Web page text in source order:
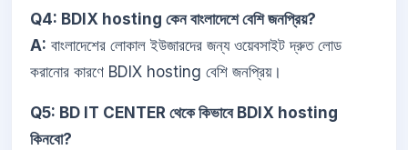
Q4: BDIX hosting কেন বাংলাদেশে বেশি জনপ্রিয়?
A: বাংলাদেশের লোকাল ইউজারদের জন্য ওয়েবসাইট দ্রুত লোড
করানোর কারণে BDIX hosting বেশি জনপ্রিয়।
Q5: BD IT CENTER থেকে কিভাবে BDIX hosting
কিনবো?